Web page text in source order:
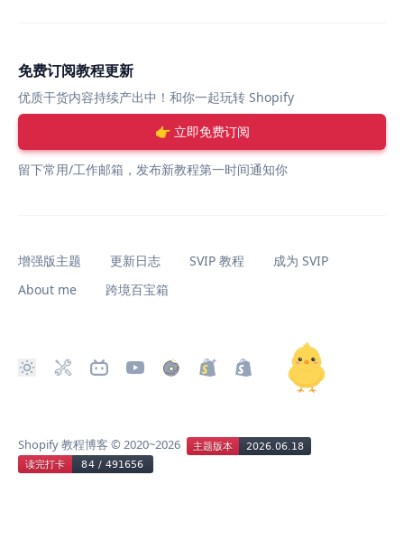
免费订阅教程更新
优质干货内容持续产出中！和你一起玩转 Shopify
👉 立即免费订阅
留下常用/工作邮箱，发布新教程第一时间通知你
增强版主题 更新日志 SVIP 教程
成为 SVIP
About me
跨境百宝箱
Shopify 教程博客 © 2020~2026